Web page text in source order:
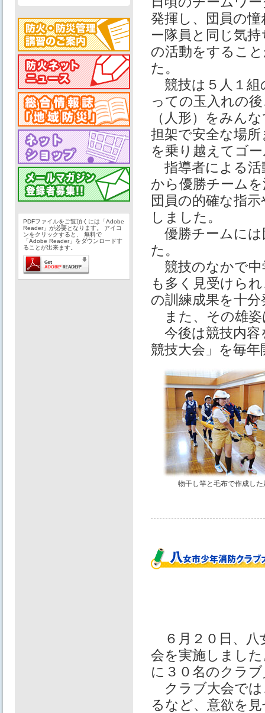
PDFファイルをご覧頂くには「Adobe
Reader」が必要となります。 アイコ
ンをクリックすると、 無料で
「Adobe Reader」をダウンロードす
ることが出来ます。
発揮し、団員の
ー隊員と同じ気
の活動をするこ
た。
競技は５人１組
っての玉入れの
（人形）をみん
担架で安全な場
を乗り越えてゴ
指導者による活
から優勝チーム
団員の的確な指
しました。
優勝チームには
た。
競技のなかで中
も多く見受けら
の訓練成果を十
また、その雄姿
今後は競技内容
競技大会」を毎
物干し竿と毛布で作成し
６月２０日、八
会を実施しまし
に３０名のクラ
クラブ大会では
るなど、意欲を